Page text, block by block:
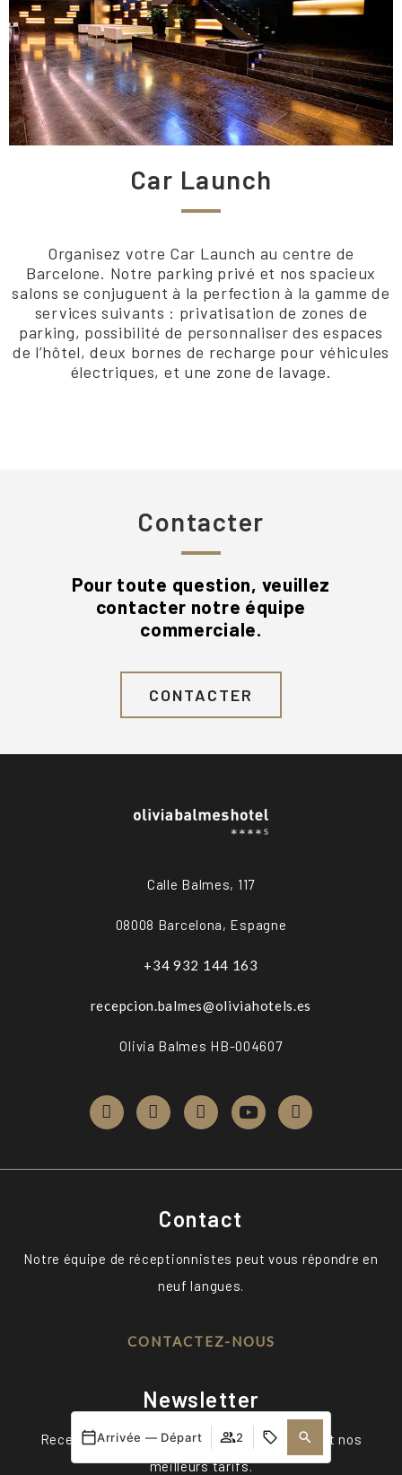
Arrivée — Départ 2
Car Launch
Organisez votre Car Launch au centre de
Barcelone. Notre parking privé et nos spacieux
salons se conjuguent à la perfection à la gamme de
services suivants : privatisation de zones de
parking, possibilité de personnaliser des espaces
de l’hôtel, deux bornes de recharge pour véhicules
électriques, et une zone de lavage.
Contacter
Pour toute question, veuillez
contacter notre équipe
commerciale.
CONTACTER
Calle Balmes, 117
08008 Barcelona, Espagne
+34 932 144 163
recepcion.balmes@oliviahotels.es
Olivia Balmes HB-004607
Contact
Notre équipe de réceptionnistes peut vous répondre en
neuf langues.
CONTACTEZ-NOUS
Newsletter
Recevez des informations, les événements et nos
meilleurs tarifs.